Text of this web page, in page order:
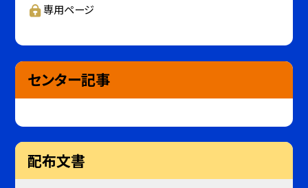
専用ページ
センター記事
配布文書